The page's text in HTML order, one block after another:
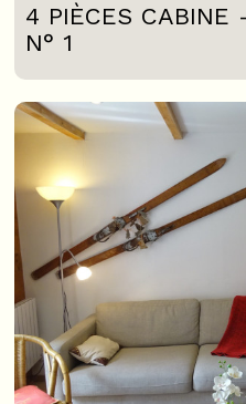
4 PIÈCES CABINE
N° 1